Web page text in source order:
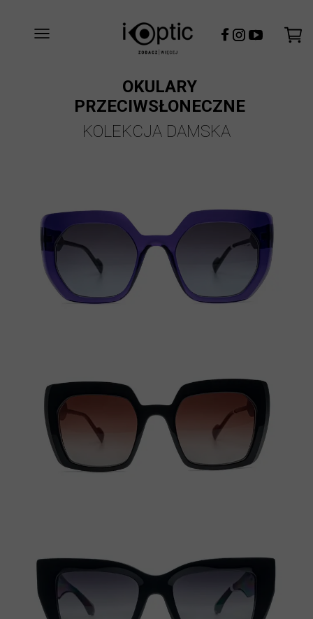
KOLEKCJA DAMSKA
OKULARY
PRZECIWSŁONECZNE